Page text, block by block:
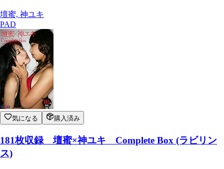
壇蜜, 神ユキ
PAD
気になる 購入済み
181枚収録 壇蜜×神ユキ Complete Box (ラビリン
ス)